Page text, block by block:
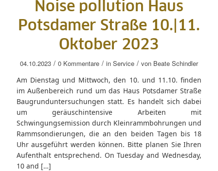
Noise pollution Haus
Potsdamer Straße 10.|11.
Oktober 2023
04.10.2023 / 0 Kommentare / in Service / von Beate Schindler
Am Dienstag und Mittwoch, den 10. und 11.10. finden
im Außenbereich rund um das Haus Potsdamer Straße
Baugrunduntersuchungen statt. Es handelt sich dabei
um geräuschintensive Arbeiten mit
Schwingungsemission durch Kleinrammbohrungen und
Rammsondierungen, die an den beiden Tagen bis 18
Uhr ausgeführt werden können. Bitte planen Sie Ihren
Aufenthalt entsprechend. On Tuesday and Wednesday,
10 and […]